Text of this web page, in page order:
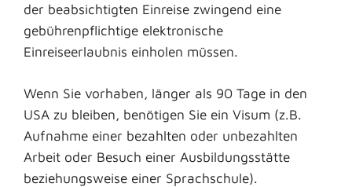
der beabsichtigten Einreise zwingend eine
gebührenpflichtige elektronische
Einreiseerlaubnis einholen müssen.
Wenn Sie vorhaben, länger als 90 Tage in den
USA zu bleiben, benötigen Sie ein Visum (z.B.
Aufnahme einer bezahlten oder unbezahlten
Arbeit oder Besuch einer Ausbildungsstätte
beziehungsweise einer Sprachschule).